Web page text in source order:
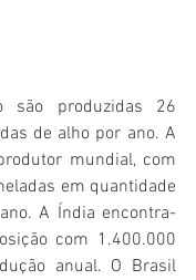
de alho por ano. A
mundial, com
em quantidade
A Índia encontra-
com 1.400.000
anual. O Brasil